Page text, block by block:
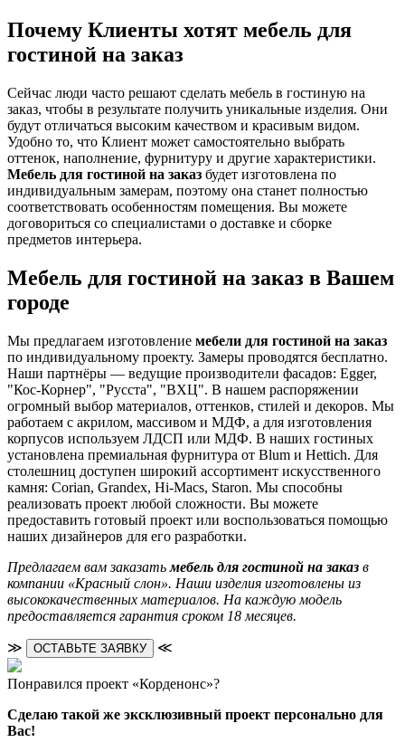
Почему Клиенты хотят мебель для
гостиной на заказ
Сейчас люди часто решают сделать мебель в гостиную на
заказ, чтобы в результате получить уникальные изделия. Они
будут отличаться высоким качеством и красивым видом.
Удобно то, что Клиент может самостоятельно выбрать
оттенок, наполнение, фурнитуру и другие характеристики.
Мебель для гостиной на заказ будет изготовлена по
индивидуальным замерам, поэтому она станет полностью
соответствовать особенностям помещения. Вы можете
договориться со специалистами о доставке и сборке
предметов интерьера.
Мебель для гостиной на заказ в Вашем
городе
Мы предлагаем изготовление мебели для гостиной на заказ
по индивидуальному проекту. Замеры проводятся бесплатно.
Наши партнёры — ведущие производители фасадов: Egger,
"Кос-Корнер", "Русста", "ВХЦ". В нашем распоряжении
огромный выбор материалов, оттенков, стилей и декоров. Мы
работаем с акрилом, массивом и МДФ, а для изготовления
корпусов используем ЛДСП или МДФ. В наших гостиных
установлена премиальная фурнитура от Blum и Hettich. Для
столешниц доступен широкий ассортимент искусственного
камня: Corian, Grandex, Hi-Macs, Staron. Мы способны
реализовать проект любой сложности. Вы можете
предоставить готовый проект или воспользоваться помощью
наших дизайнеров для его разработки.
Предлагаем вам заказатьмебель для гостиной на заказ в
компании «Красный слон». Наши изделия изготовлены из
высококачественных материалов. На каждую модель
предоставляется гарантия сроком 18 месяцев.
≫ ОСТАВЬТЕ ЗАЯВКУ ≪
Понравился проект «Корденонс»?
Сделаю такой же эксклюзивный проект персонально для
Вас!